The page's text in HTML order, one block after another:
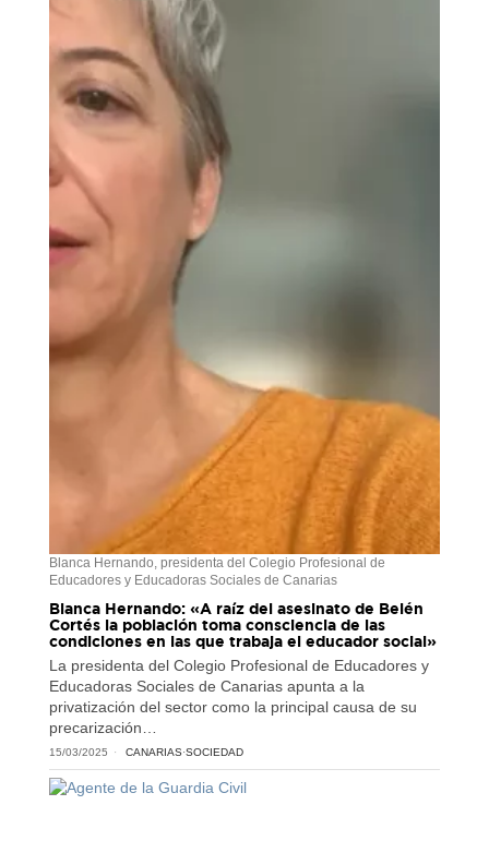
Blanca Hernando, presidenta del Colegio Profesional de
Educadores y Educadoras Sociales de Canarias
Blanca Hernando: «A raíz del asesinato de Belén
Cortés la población toma consciencia de las
condiciones en las que trabaja el educador social»
La presidenta del Colegio Profesional de Educadores y
Educadoras Sociales de Canarias apunta a la
privatización del sector como la principal causa de su
precarización…
15/03/2025 CANARIAS·SOCIEDAD